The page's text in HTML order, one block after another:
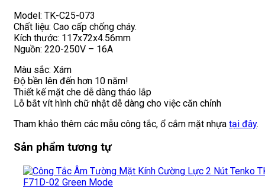
Model: TK-C25-073
Chất liệu: Cao cấp chống cháy.
Kích thước: 117x72x4.56mm
Nguồn: 220-250V – 16A
Màu sắc: Xám
Độ bền lên đến hơn 10 năm!
Thiết kế mặt che dễ dàng tháo lắp
Lỗ bắt vít hình chữ nhật dễ dàng cho việc căn chỉnh
Tham khảo thêm các mẫu công tắc, ổ cắm mặt nhựa tại đây.
Sản phẩm tương tự